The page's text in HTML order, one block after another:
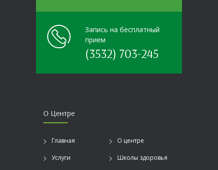
Запись на бесплатный
прием
(3532) 703-245
О Центре
Главная О центре
Услуги Школы здоровья